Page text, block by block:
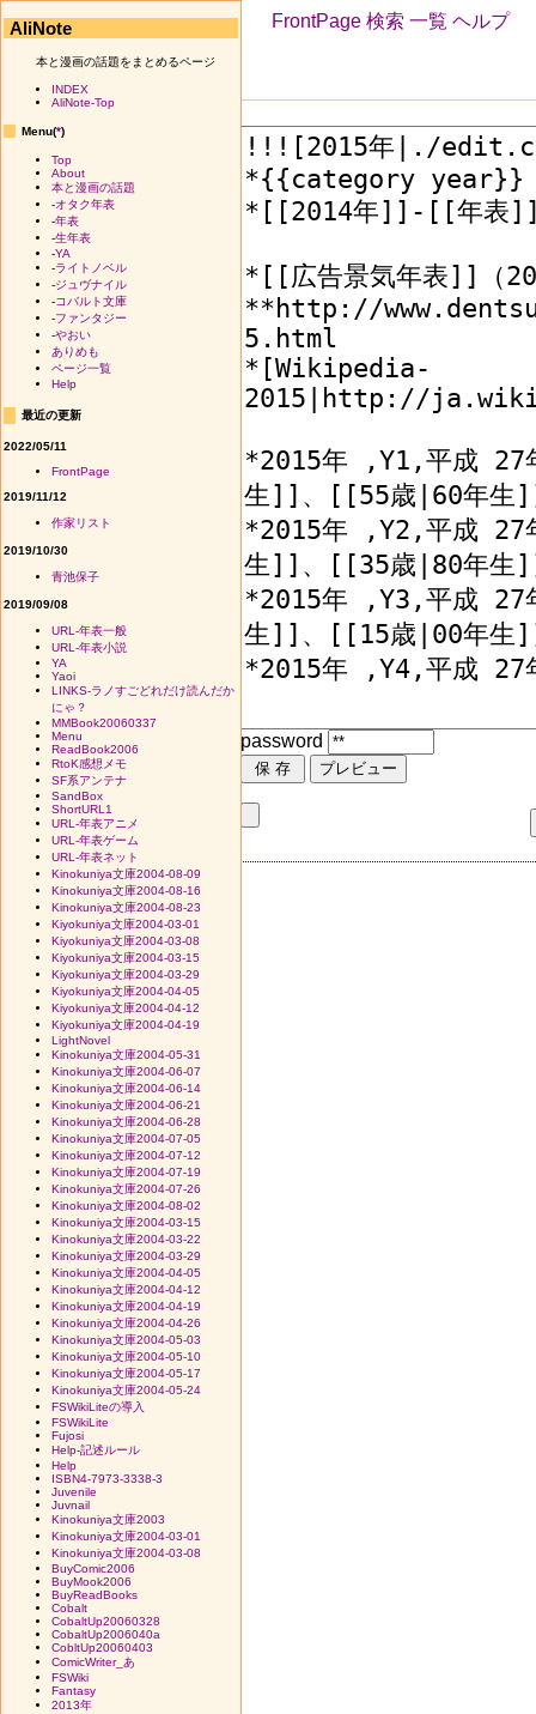
FrontPage 検索 一覧 ヘルプ
password
AliNote
本と漫画の話題をまとめるページ
INDEX
AliNote-Top
Menu(*)
Top
About
本と漫画の話題
-オタク年表
-年表
-生年表
-YA
-ライトノベル
-ジュヴナイル
-コバルト文庫
-ファンタジー
-やおい
ありめも
ページ一覧
Help
最近の更新
2022/05/11
FrontPage
2019/11/12
作家リスト
2019/10/30
青池保子
2019/09/08
URL-年表一般
URL-年表小説
YA
Yaoi
LINKS-ラノすごどれだけ読んだか
にゃ？
MMBook20060337
Menu
ReadBook2006
RtoK感想メモ
SF系アンテナ
SandBox
ShortURL1
URL-年表アニメ
URL-年表ゲーム
URL-年表ネット
Kinokuniya文庫2004-08-09
Kinokuniya文庫2004-08-16
Kinokuniya文庫2004-08-23
Kiyokuniya文庫2004-03-01
Kiyokuniya文庫2004-03-08
Kiyokuniya文庫2004-03-15
Kiyokuniya文庫2004-03-29
Kiyokuniya文庫2004-04-05
Kiyokuniya文庫2004-04-12
Kiyokuniya文庫2004-04-19
LightNovel
Kinokuniya文庫2004-05-31
Kinokuniya文庫2004-06-07
Kinokuniya文庫2004-06-14
Kinokuniya文庫2004-06-21
Kinokuniya文庫2004-06-28
Kinokuniya文庫2004-07-05
Kinokuniya文庫2004-07-12
Kinokuniya文庫2004-07-19
Kinokuniya文庫2004-07-26
Kinokuniya文庫2004-08-02
Kinokuniya文庫2004-03-15
Kinokuniya文庫2004-03-22
Kinokuniya文庫2004-03-29
Kinokuniya文庫2004-04-05
Kinokuniya文庫2004-04-12
Kinokuniya文庫2004-04-19
Kinokuniya文庫2004-04-26
Kinokuniya文庫2004-05-03
Kinokuniya文庫2004-05-10
Kinokuniya文庫2004-05-17
Kinokuniya文庫2004-05-24
FSWikiLiteの導入
FSWikiLite
Fujosi
Help-記述ルール
Help
ISBN4-7973-3338-3
Juvenile
Juvnail
Kinokuniya文庫2003
Kinokuniya文庫2004-03-01
Kinokuniya文庫2004-03-08
BuyComic2006
BuyMook2006
BuyReadBooks
Cobalt
CobaltUp20060328
CobaltUp2006040a
CobltUp20060403
ComicWriter_あ
FSWiki
Fantasy
2013年